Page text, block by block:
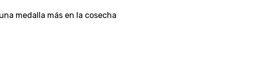
medalla más en la cosecha